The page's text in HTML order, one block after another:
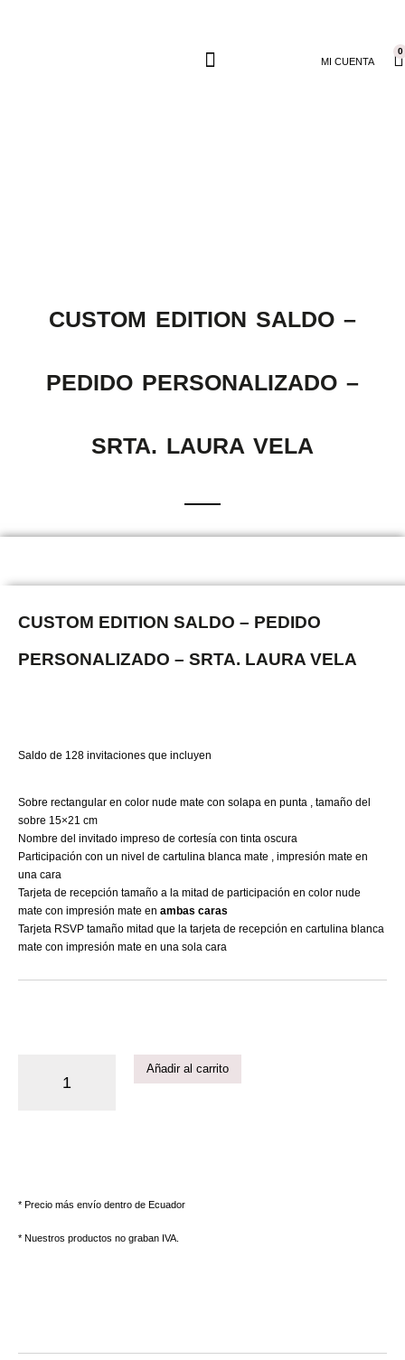
MI CUENTA
0
CUSTOM EDITION SALDO –
PEDIDO PERSONALIZADO –
SRTA. LAURA VELA
CUSTOM EDITION SALDO – PEDIDO
PERSONALIZADO – SRTA. LAURA VELA
Saldo de 128 invitaciones que incluyen
Sobre rectangular en color nude mate con solapa en punta , tamaño del
sobre 15×21 cm
Nombre del invitado impreso de cortesía con tinta oscura
Participación con un nivel de cartulina blanca mate , impresión mate en
una cara
Tarjeta de recepción tamaño a la mitad de participación en color nude
mate con impresión mate en ambas caras
Tarjeta RSVP tamaño mitad que la tarjeta de recepción en cartulina blanca
mate con impresión mate en una sola cara
Añadir al carrito
* Precio más envío dentro de Ecuador
* Nuestros productos no graban IVA.